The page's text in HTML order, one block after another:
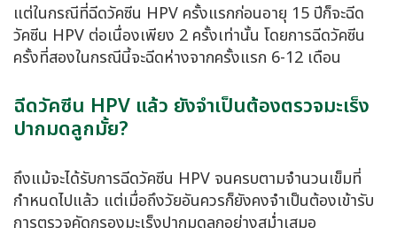
แต่ในกรณีที่ฉีดวัคซีน HPV ครั้งแรกก่อนอายุ 15 ปีก็จะฉีด
วัคซีน HPV ต่อเนื่องเพียง 2 ครั้งเท่านั้น โดยการฉีดวัคซีน
ครั้งที่สองในกรณีนี้จะฉีดห่างจากครั้งแรก 6-12 เดือน
ฉีดวัคซีน HPV แล้ว ยังจำเป็นต้องตรวจมะเร็ง
ปากมดลูกมั้ย?
ถึงแม้จะได้รับการฉีดวัคซีน HPV จนครบตามจำนวนเข็มที่
กำหนดไปแล้ว แต่เมื่อถึงวัยอันควรก็ยังคงจำเป็นต้องเข้ารับ
การตรวจคัดกรองมะเร็งปากมดลูกอย่างสม่ำเสมอ